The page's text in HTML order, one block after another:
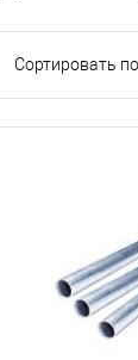
Сортировать